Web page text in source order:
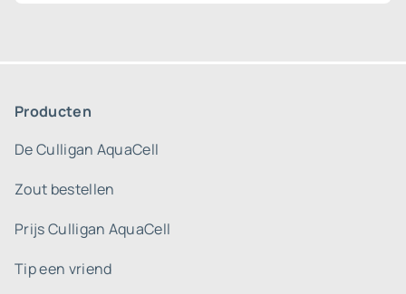
Producten
De Culligan AquaCell
Zout bestellen
Prijs Culligan AquaCell
Tip een vriend